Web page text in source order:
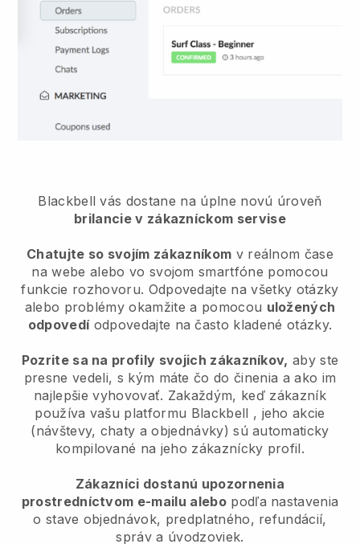
Blackbell vás dostane na úplne novú úroveň
brilancie v zákazníckom servise
Chatujte so svojím zákazníkom v reálnom čase
na webe alebo vo svojom smartfóne pomocou
funkcie rozhovoru. Odpovedajte na všetky otázky
alebo problémy okamžite a pomocou uložených
odpovedíodpovedajte na často kladené otázky.
Pozrite sa na profily svojich zákazníkov, aby ste
presne vedeli, s kým máte čo do činenia a ako im
najlepšie vyhovovať. Zakaždým, keď zákazník
používa vašu platformu Blackbell , jeho akcie
(návštevy, chaty a objednávky) sú automaticky
kompilované na jeho zákaznícky profil.
Zákazníci dostanú upozornenia
prostredníctvom e-mailu alebopodľa nastavenia
o stave objednávok, predplatného, refundácií,
správ a úvodzoviek.